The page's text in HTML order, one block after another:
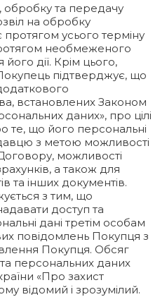
обробку та передачу
на обробку
усього терміну
необмеженого
його дії. Крім цього,
підтверджує, що
встановлених Законом
даних», про цілі
те, що його персональні
з метою можливості
можливості
а також для
та інших документів.
з тим, що
доступ та
дані третім особам
повідомлень Покупця з
Покупця. Обсяг
персональних даних
«Про захист
відомий і зрозумілий.